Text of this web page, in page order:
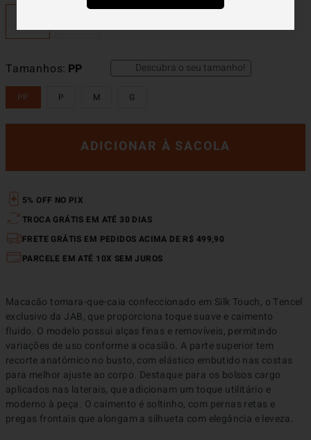
Tamanhos PP
PP P M G
Descubra o seu tamanho!
ADICIONAR À SACOLA
5% OFF NO PIX
TROCA GRÁTIS EM ATÉ 30 DIAS
FRETE GRÁTIS EM PEDIDOS ACIMA DE R$ 499,90
PARCELE EM ATÉ 10X SEM JUROS
Macacão tomara-que-caia confeccionado em Silk Touch, o Tencel
exclusivo da JAB, que proporciona toque suave e caimento
fluido. O modelo possui alças finas e removíveis, permitindo
variações de uso conforme a ocasião. A parte superior tem
recorte anatômico no busto, com elástico embutido nas costas
para melhor ajuste ao corpo. Destaque para os bolsos cargo
aplicados nas laterais, que adicionam um toque utilitário e
moderno à peça. O caimento é soltinho, com pernas retas e
pregas frontais que alongam a silhueta com elegância e leveza.